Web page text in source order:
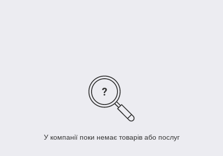
У компанії поки немає товарів або послуг